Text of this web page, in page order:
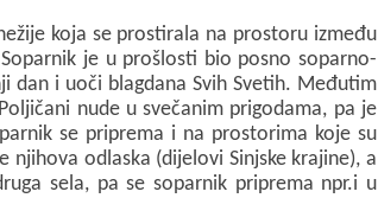
koja se prostirala na prostoru između
je u prošlosti bio posno soparno-
dan i uoči blagdana Svih Svetih. Međutim
nude u svečanim prigodama, pa je
se priprema i na prostorima koje su
njihova odlaska (dijelovi Sinjske krajine), a
sela, pa se soparnik priprema npr.i u